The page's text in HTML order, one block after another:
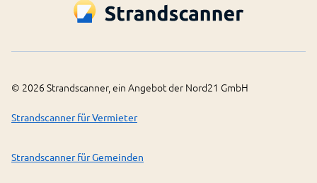
© 2026 Strandscanner, ein Angebot der Nord21 GmbH
Strandscanner für Vermieter
Strandscanner für Gemeinden